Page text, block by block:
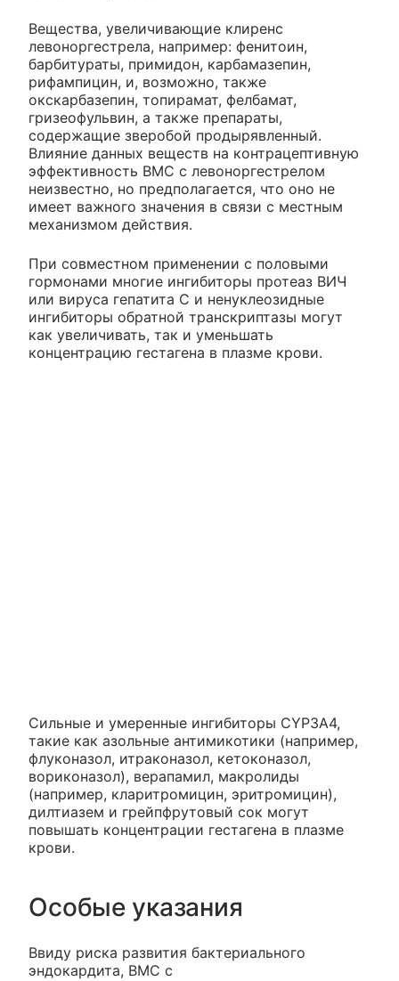
Вещества, увеличивающие клиренс
левоноргестрела, например: фенитоин,
барбитураты, примидон, карбамазепин,
рифампицин, и, возможно, также
окскарбазепин, топирамат, фелбамат,
гризеофульвин, а также препараты,
содержащие зверобой продырявленный.
Влияние данных веществ на контрацептивную
эффективность ВМС с левоноргестрелом
неизвестно, но предполагается, что оно не
имеет важного значения в связи с местным
механизмом действия.
При совместном применении с половыми
гормонами многие ингибиторы протеаз ВИЧ
или вируса гепатита С и ненуклеозидные
ингибиторы обратной транскриптазы могут
как увеличивать, так и уменьшать
концентрацию гестагена в плазме крови.
Сильные и умеренные ингибиторы CYP3A4,
такие как азольные антимикотики (например,
флуконазол, итраконазол, кетоконазол,
вориконазол), верапамил, макролиды
(например, кларитромицин, эритромицин),
дилтиазем и грейпфрутовый сок могут
повышать концентрации гестагена в плазме
крови.
Особые указания
Ввиду риска развития бактериального
эндокардита, ВМС с